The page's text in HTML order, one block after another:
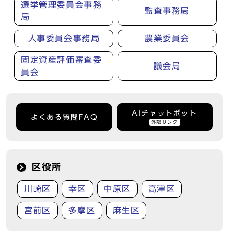
選挙管理委員会事務
局
監査事務局
人事委員会事務局 農業委員会
固定資産評価審査委
員会
議会局
よくある質問FAQ
AIチャットボット
外部リンク
区役所
川崎区 幸区 中原区 高津区
宮前区 多摩区 麻生区